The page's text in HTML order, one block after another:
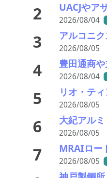
2 2026/08/04
3 2026/08/05
4 2026/08/04
5 2026/08/05
6 2026/08/05
7 2026/08/05